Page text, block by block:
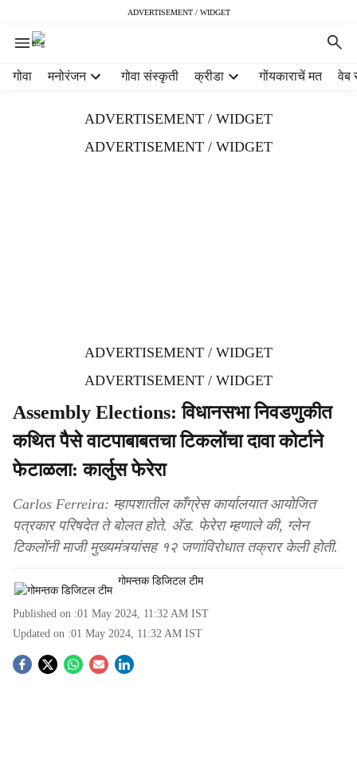
ADVERTISEMENT / WIDGET
गोवा मनोरंजन गोवा संस्कृती क्रीडा गोंयकाराचें मत वेब
ADVERTISEMENT / WIDGET
ADVERTISEMENT / WIDGET
ADVERTISEMENT / WIDGET
ADVERTISEMENT / WIDGET
Assembly Elections: विधानसभा निवडणुकीत
कथित पैसे वाटपाबाबतचा टिकलोंचा दावा कोर्टाने
फेटाळला: कार्लुस फेरेरा
Carlos Ferreira: म्हापशातील काँग्रेस कार्यालयात आयोजित
पत्रकार परिषदेत ते बोलत होते. अ‍ॅड. फेरेरा म्हणाले की, ग्लेन
टिकलोंनी माजी मुख्यमंत्र्यांसह १२ जणांविरोधात तक्रार केली होती.
गोमन्तक डिजिटल टीम
Published on :01 May 2024, 11:32 AM IST
Updated on :01 May 2024, 11:32 AM IST
S